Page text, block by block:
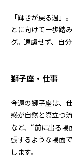
「輝きが戻る週」
とに向けて一歩踏
グ。遠慮せず、自
獅子座・仕事
今週の獅子座は、
感が自然と際立つ
など、“前に出る
張するような場面
します。